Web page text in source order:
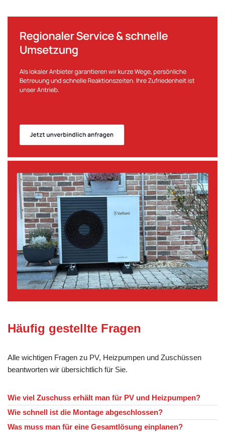
Häufig gestellte Fragen
Alle wichtigen Fragen zu PV, Heizpumpen und Zuschüssen
beantworten wir übersichtlich für Sie.
Wie viel Zuschuss erhält man für PV und Heizpumpen?
Wie schnell ist die Montage abgeschlossen?
Was muss man für eine Gesamtlösung einplanen?